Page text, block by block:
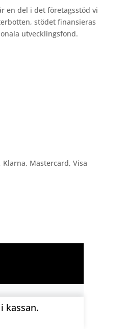
en del i det företagsstöd vi
stödet finansieras
utvecklingsfond.
kassan.